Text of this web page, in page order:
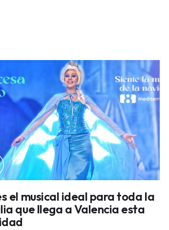
el musical ideal para toda la
que llega a Valencia esta